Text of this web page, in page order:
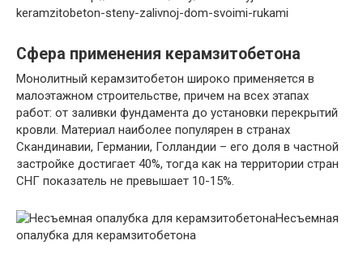
keramzitobeton-steny-zalivnoj-dom-svoimi-rukami
Сфера применения керамзитобетона
Монолитный керамзитобетон широко применяется в
малоэтажном строительстве, причем на всех этапах
работ: от заливки фундамента до установки перекрытий
кровли. Материал наиболее популярен в странах
Скандинавии, Германии, Голландии – его доля в частной
застройке достигает 40%, тогда как на территории стран
СНГ показатель не превышает 10-15%.
Несъемная
опалубка для керамзитобетона